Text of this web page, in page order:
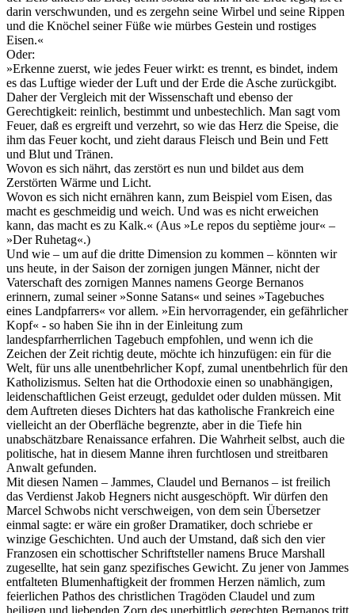
darin verschwunden, und es zergehn seine Wirbel und seine Rippen
und die Knöchel seiner Füße wie mürbes Gestein und rostiges
Eisen.«
Oder:
»Erkenne zuerst, wie jedes Feuer wirkt: es trennt, es bindet, indem
es das Luftige wieder der Luft und der Erde die Asche zurückgibt.
Daher der Vergleich mit der Wissenschaft und ebenso der
Gerechtigkeit: reinlich, bestimmt und unbestechlich. Man sagt vom
Feuer, daß es ergreift und verzehrt, so wie das Herz die Speise, die
ihm das Feuer kocht, und zieht daraus Fleisch und Bein und Fett
und Blut und Tränen.
Wovon es sich nährt, das zerstört es nun und bildet aus dem
Zerstörten Wärme und Licht.
Wovon es sich nicht ernähren kann, zum Beispiel vom Eisen, das
macht es geschmeidig und weich. Und was es nicht erweichen
kann, das macht es zu Kalk.« (Aus »Le repos du septième jour« ‒
»Der Ruhetag«.)
Und wie ‒ um auf die dritte Dimension zu kommen ‒ könnten wir
uns heute, in der Saison der zornigen jungen Männer, nicht der
Vaterschaft des zornigen Mannes namens George Bernanos
erinnern, zumal seiner »Sonne Satans« und seines »Tagebuches
eines Landpfarrers« vor allem. »Ein hervorragender, ein gefährlicher
Kopf« - so haben Sie ihn in der Einleitung zum
landespfarrherrlichen Tagebuch empfohlen, und wenn ich die
Zeichen der Zeit richtig deute, möchte ich hinzufügen: ein für die
Welt, für uns alle unentbehrlicher Kopf, zumal unentbehrlich für den
Katholizismus. Selten hat die Orthodoxie einen so unabhängigen,
leidenschaftlichen Geist erzeugt, geduldet oder dulden müssen. Mit
dem Auftreten dieses Dichters hat das katholische Frankreich eine
vielleicht an der Oberfläche begrenzte, aber in die Tiefe hin
unabschätzbare Renaissance erfahren. Die Wahrheit selbst, auch die
politische, hat in diesem Manne ihren furchtlosen und streitbaren
Anwalt gefunden.
Mit diesen Namen ‒ Jammes, Claudel und Bernanos ‒ ist freilich
das Verdienst Jakob Hegners nicht ausgeschöpft. Wir dürfen den
Marcel Schwobs nicht verschweigen, von dem sein Übersetzer
einmal sagte: er wäre ein großer Dramatiker, doch schriebe er
winzige Geschichten. Und auch der Umstand, daß sich den vier
Franzosen ein schottischer Schriftsteller namens Bruce Marshall
zugesellte, hat sein ganz spezifisches Gewicht. Zu jener von Jammes
entfalteten Blumenhaftigkeit der frommen Herzen nämlich, zum
feierlichen Pathos des christlichen Tragöden Claudel und zum